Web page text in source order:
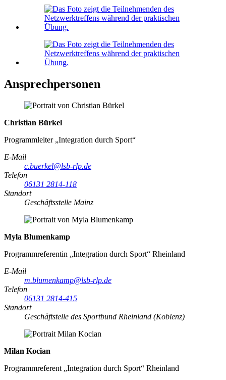
Ansprechpersonen
Christian Bürkel
Programmleiter „Integration durch Sport“
E-Mail
c.buerkel@lsb-rlp.de
Telefon
06131 2814-118
Standort
Geschäftsstelle Mainz
Myla Blumenkamp
Programmreferentin „Integration durch Sport“ Rheinland
E-Mail
m.blumenkamp@lsb-rlp.de
Telefon
06131 2814-415
Standort
Geschäftstelle des Sportbund Rheinland (Koblenz)
Milan Kocian
Programmreferent „Integration durch Sport“ Rheinland